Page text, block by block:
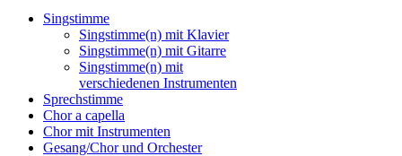
Singstimme
Singstimme(n) mit Klavier
Singstimme(n) mit Gitarre
Singstimme(n) mit
verschiedenen Instrumenten
Sprechstimme
Chor a capella
Chor mit Instrumenten
Gesang/Chor und Orchester